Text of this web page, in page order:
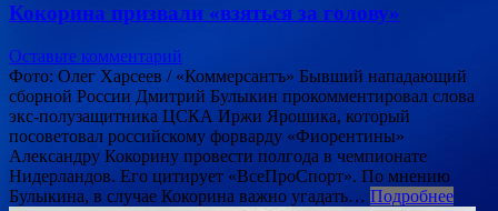
Кокорина призвали «взяться за голову»
Оставьте комментарий
Фото: Олег Харсеев / «Коммерсантъ» Бывший нападающий
сборной России Дмитрий Булыкин прокомментировал слова
экс-полузащитника ЦСКА Иржи Ярошика, который
посоветовал российскому форварду «Фиорентины»
Александру Кокорину провести полгода в чемпионате
Нидерландов. Его цитирует «ВсеПроСпорт». По мнению
Булыкина, в случае Кокорина важно угадать… Подробнее